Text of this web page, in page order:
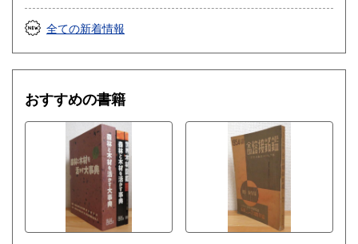
全ての新着情報
おすすめの書籍